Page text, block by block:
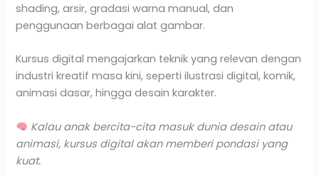
shading, arsir, gradasi warna manual, dan
penggunaan berbagai alat gambar.
Kursus digital mengajarkan teknik yang relevan dengan
industri kreatif masa kini, seperti ilustrasi digital, komik,
animasi dasar, hingga desain karakter.
Kalau anak bercita-cita masuk dunia desain atau
animasi, kursus digital akan memberi pondasi yang
kuat.